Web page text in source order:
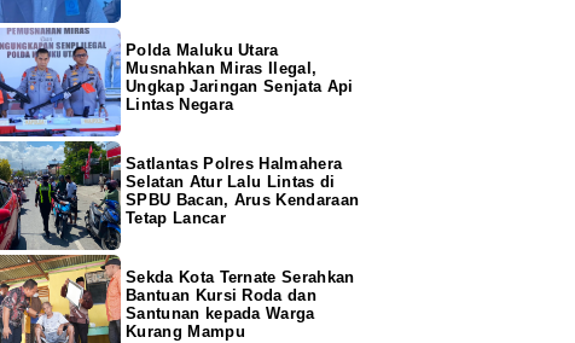
Polda Maluku Utara
Musnahkan Miras Ilegal,
Ungkap Jaringan Senjata Api
Lintas Negara
Satlantas Polres Halmahera
Selatan Atur Lalu Lintas di
SPBU Bacan, Arus Kendaraan
Tetap Lancar
Sekda Kota Ternate Serahkan
Bantuan Kursi Roda dan
Santunan kepada Warga
Kurang Mampu